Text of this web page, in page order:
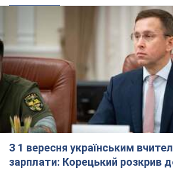
З 1 вересня українським
зарплати: Корецький розкрив